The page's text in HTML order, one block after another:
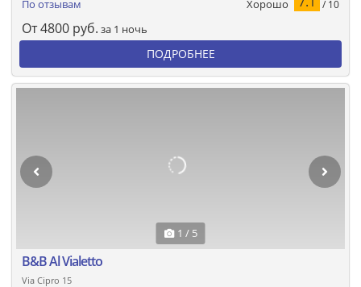
По отзывам Хорошо / 10
От4800 руб. за 1 ночь
ПОДРОБНЕЕ
1 / 5
B&B Al Vialetto
Via Cipro 15